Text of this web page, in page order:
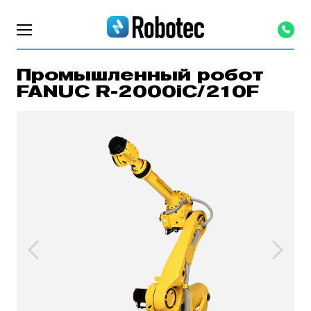
Промышленный робот
FANUC R-2000iC/210F